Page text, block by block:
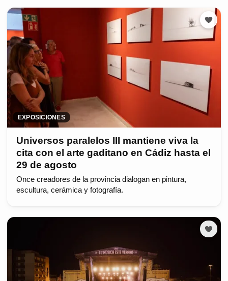
EXPOSICIONES
Universos paralelos III mantiene viva la
cita con el arte gaditano en Cádiz hasta el
29 de agosto
Once creadores de la provincia dialogan en pintura,
escultura, cerámica y fotografía.